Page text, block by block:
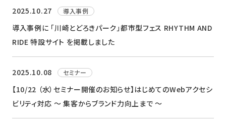
2025.10.27 導入事例
導入事例に 「川崎とどろきパーク」都市型フェス RHYTHM AND
RIDE 特設サイト を掲載しました
2025.10.08 セミナー
【10/22 （水）セミナー開催のお知らせ】はじめてのWebアクセシ
ビリティ対応​ ～ 集客からブランド力向上まで ～